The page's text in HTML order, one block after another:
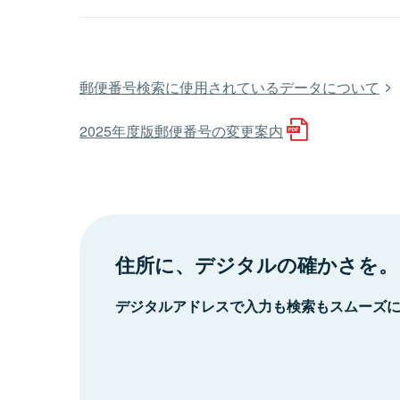
郵便番号検索に使用されているデータについて
2025年度版郵便番号の変更案内
住所に、デジタルの確かさを。
デジタルアドレスで入力も検索もスムーズ